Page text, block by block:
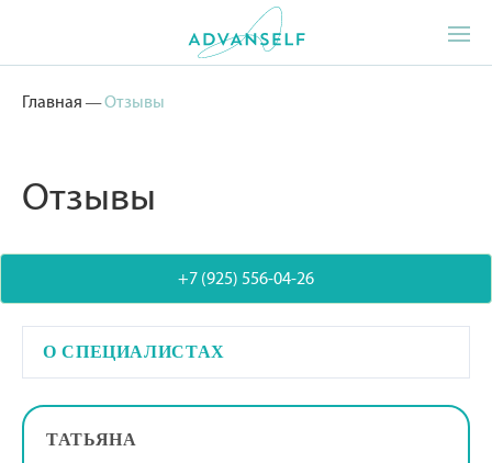
Главная —Отзывы
Отзывы
+7 (925) 556-04-26
О СПЕЦИАЛИСТАХ
ТАТЬЯНА